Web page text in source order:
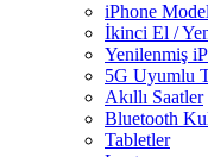
iPhone
İkinci El /
Yenilenmiş
5G Uyumlu
Akıllı Saatler
Bluetooth
Tabletler